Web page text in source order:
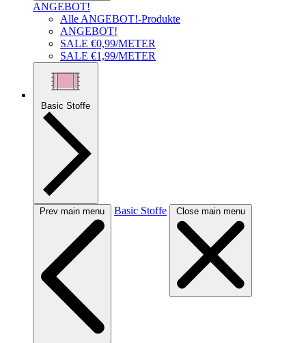
ANGEBOT!
Alle ANGEBOT!-Produkte
ANGEBOT!
SALE €0,99/METER
SALE €1,99/METER
Basic Stoffe
Prev main menu Basic Stoffe Close main menu